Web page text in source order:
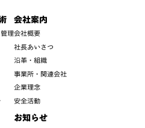
理
会社案内
会社概要
社長あいさつ
沿革・組織
事業所・関連会社
企業理念
安全活動
お知らせ